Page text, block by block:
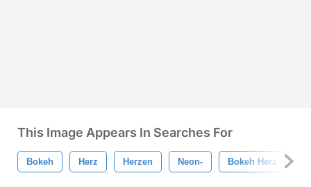
This Image Appears In Searches For
Bokeh Herz Herzen Neon- Bokeh Herz